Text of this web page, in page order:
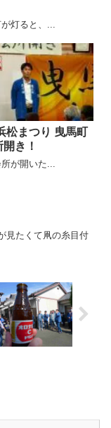
灯ると、...
松まつり 曳馬町
き！
が開いた...
見たくて凧の糸目付